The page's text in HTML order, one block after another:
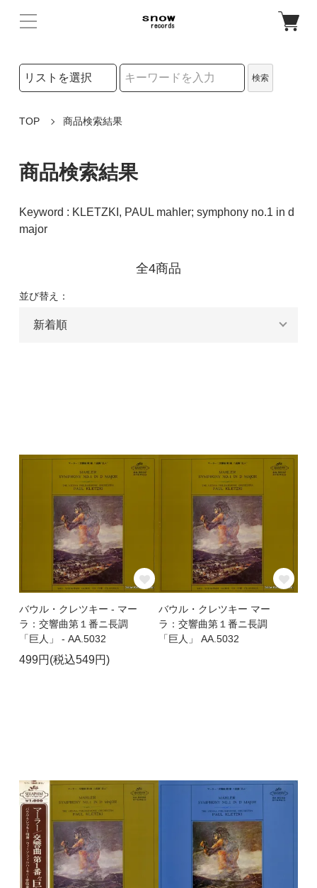
検索リストの選択
検索
TOP 商品検索結果
商品検索結果
Keyword : KLETZKI, PAUL mahler; symphony no.1 in d
major
全4商品
並び替え：
バウル・クレツキー - マー
ラ：交響曲第１番ニ長調
「巨人」 - AA.5032
499円(税込549円)
バウル・クレツキー マー
ラ：交響曲第１番ニ長調
「巨人」 AA.5032